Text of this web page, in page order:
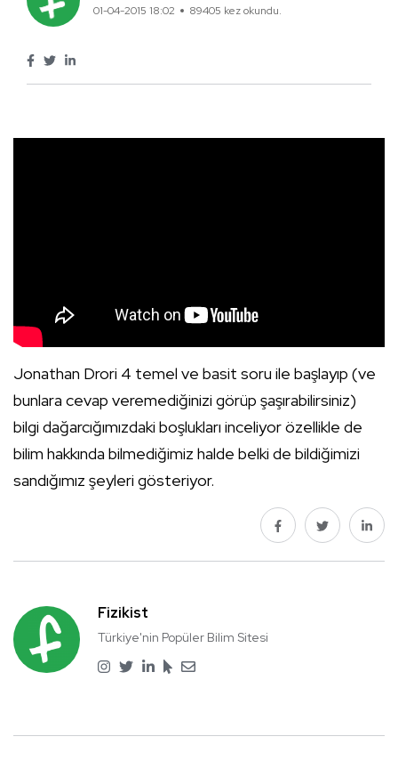
01-04-2015 18:02 89405 kez okundu.
Jonathan Drori 4 temel ve basit soru ile başlayıp (ve
bunlara cevap veremediğinizi görüp şaşırabilirsiniz)
bilgi dağarcığımızdaki boşlukları inceliyor özellikle de
bilim hakkında bilmediğimiz halde belki de bildiğimizi
sandığımız şeyleri gösteriyor.
Fizikist
Türkiye'nin Popüler Bilim Sitesi